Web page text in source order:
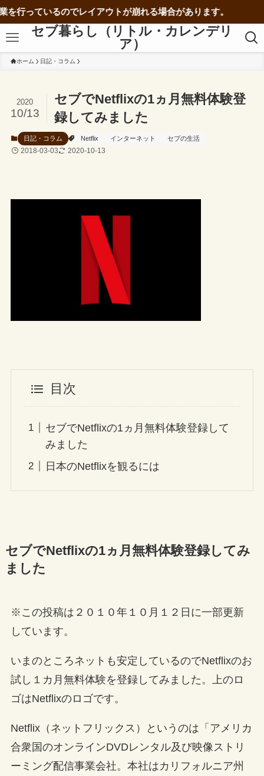
るのでレイアウトが崩れる場合があります。
セブ暮らし（リトル・カレンデリ
ア）
ホーム 日記・コラム
セブでNetflixの1ヵ月無料体験登
録してみました
2020
10/13
日記・コラム Netflix インターネット セブの生活
2018-03-03 2020-10-13
目次
セブでNetflixの1ヵ月無料体験登録して
みました
日本のNetflixを観るには
セブでNetflixの1ヵ月無料体験登録してみ
ました
※この投稿は２０１０年１０月１２日に一部更新
しています。
いまのところネットも安定しているのでNetflixのお
試し１カ月無料体験を登録してみました。上のロ
ゴはNetflixのロゴです。
Netflix（ネットフリックス）というのは「アメリカ
合衆国のオンラインDVDレンタル及び映像ストリ
ーミング配信事業会社。本社はカリフォルニア州